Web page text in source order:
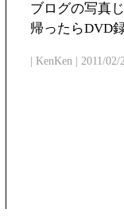
ブログの写真
帰ったらDVD
| KenKen | 2011/